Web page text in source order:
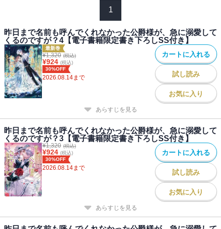
貌だ。屋敷に閉じ込められた孤独な結婚生活だったのに、突然プロ
直ぐな愛の言葉に、凍えた心が癒えていく。だけど──愛されている
理由が分からない。仮初の人格が現れたのか？ 何がきっかけで、
心を入れ替えたのか・・・・・・？
「もう一度奇跡が起こるなら──僕が必ず君を幸せにしてみせる」
死に戻りで愛を見つけた冷血公爵×不遇なおっとり女神令嬢による、
やり直し溺愛ファンタジー開幕！
●著者：三月叶姫
初めまして。三月叶姫と申します。
二人の物語を本として出させて頂き、
幸せな気持ちでいっぱいです。
素敵すぎる表紙まで描いて頂きまして・・・（涙）
whimhalooo様、本当にありがとうございました！
1
昨日まで名前も呼んでくれなかった公爵様が、急に溺愛して
くるのですが？4【電子書籍限定書き下ろしSS付き】
最新巻
¥1,320 (税込)
¥924 (税込)
30%OFF
2026.08.14まで
カートに入れる
試し読み
お気に入り
あらすじを見る
昨日まで名前も呼んでくれなかった公爵様が、急に溺愛して
くるのですが？3【電子書籍限定書き下ろしSS付き】
¥1,320 (税込)
¥924 (税込)
30%OFF
2026.08.14まで
カートに入れる
試し読み
お気に入り
あらすじを見る